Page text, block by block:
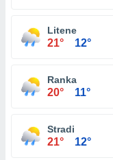
Litene
21° 12°
Ranka
20° 11°
Stradi
21° 12°